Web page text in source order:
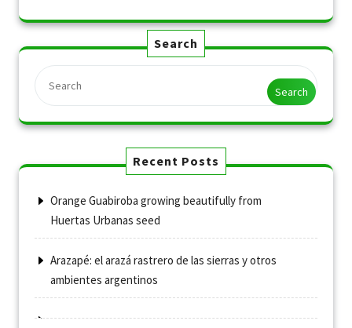
Search
Search
Recent Posts
Orange Guabiroba growing beautifully from
Huertas Urbanas seed
Arazapé: el arazá rastrero de las sierras y otros
ambientes argentinos